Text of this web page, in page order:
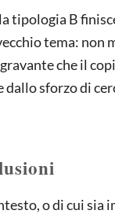
tipologia B
tema: non
che il
dallo sforzo di
o di cui sia